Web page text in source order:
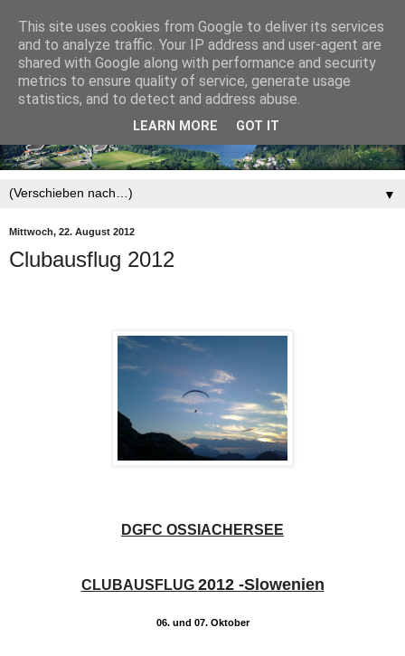
▼
Mittwoch, 22. August 2012
Clubausflug 2012
DGFC OSSIACHERSEE
CLUBAUSFLUG 2012 -Slowenien
06. und 07. Oktober
This site uses cookies from Google to deliver its services
and to analyze traffic. Your IP address and user-agent are
shared with Google along with performance and security
metrics to ensure quality of service, generate usage
statistics, and to detect and address abuse.
LEARN MORE GOT IT